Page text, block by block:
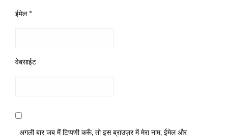
ईमेल *
वेबसाईट
अगली बार जब मैं टिप्पणी करूँ, तो इस ब्राउज़र में मेरा नाम, ईमेल और